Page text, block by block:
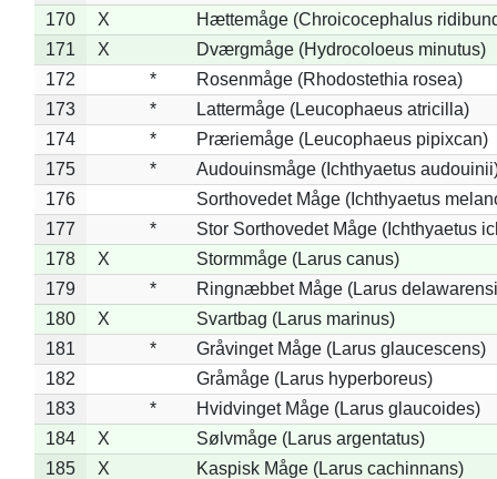
170
X
Hættemåge (Chroicocephalus
171
X
Dværgmåge (Hydrocoloeus minutus)
172
*
Rosenmåge (Rhodostethia rosea)
173
*
Lattermåge (Leucophaeus atricilla)
174
*
Præriemåge (Leucophaeus pipixcan)
175
*
Audouinsmåge (Ichthyaetus
176
Sorthovedet Måge (Ichthyaetus
177
*
Stor Sorthovedet Måge (Ichthyaetus
178
X
Stormmåge (Larus canus)
179
*
Ringnæbbet Måge (Larus
180
X
Svartbag (Larus marinus)
181
*
Gråvinget Måge (Larus glaucescens)
182
Gråmåge (Larus hyperboreus)
183
*
Hvidvinget Måge (Larus glaucoides)
184
X
Sølvmåge (Larus argentatus)
185
X
Kaspisk Måge (Larus cachinnans)